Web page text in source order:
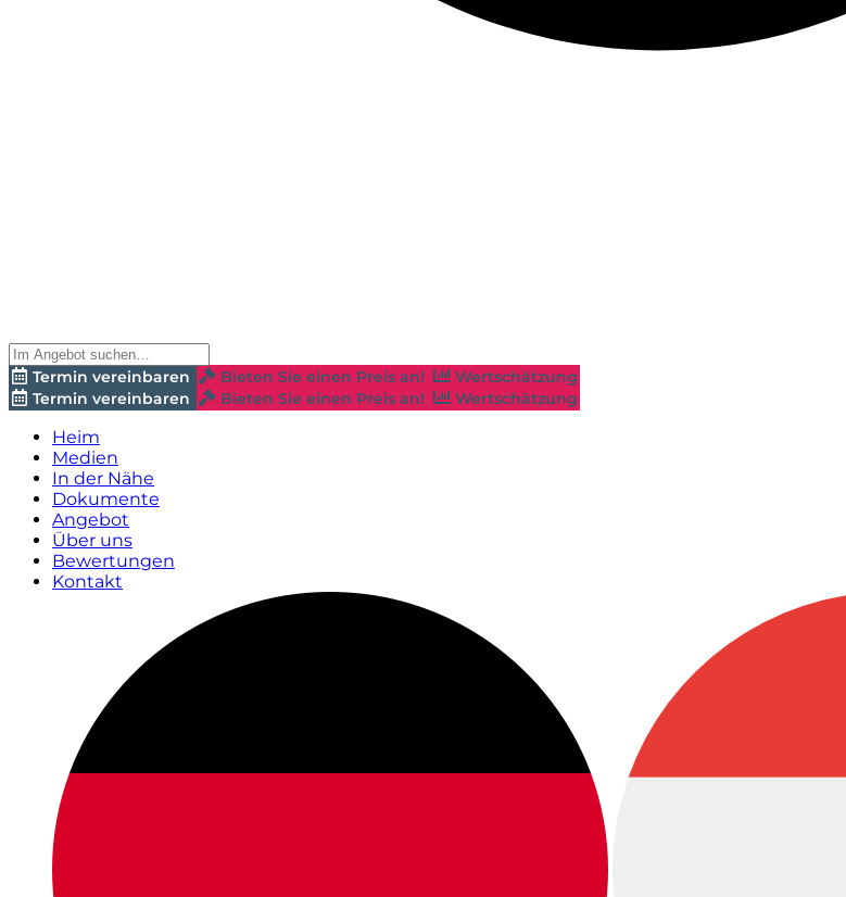
Termin vereinbaren Bieten Sie einen Preis an!
Wertschätzung
Termin vereinbaren
Bieten Sie einen Preis an! Wertschätzung
Heim
Medien
In der Nähe
Dokumente
Angebot
Über uns
Bewertungen
Kontakt